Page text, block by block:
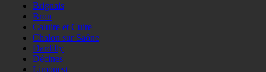
Brignais
Bron
Caluire et Cuire
Chalon sur Saône
Dardilly
Décines
Limonest